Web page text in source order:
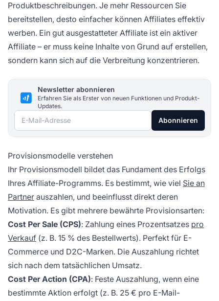
Produktbeschreibungen. Je mehr Ressourcen Sie
bereitstellen, desto einfacher können Affiliates effektiv
werben. Ein gut ausgestatteter Affiliate ist ein aktiver
Affiliate – er muss keine Inhalte von Grund auf erstellen,
sondern kann sich auf die Verbreitung konzentrieren.
Newsletter abonnieren
Erfahren Sie als Erster von neuen Funktionen und Produkt-
Updates.
E-Mail-Adresse Abonnieren
Provisionsmodelle verstehen
Ihr Provisionsmodell bildet das Fundament des Erfolgs
Ihres Affiliate-Programms. Es bestimmt, wie viel Sie an
Partner auszahlen, und beeinflusst direkt deren
Motivation. Es gibt mehrere bewährte Provisionsarten:
Cost Per Sale (CPS): Zahlung eines Prozentsatzes pro
Verkauf (z. B. 15 % des Bestellwerts). Perfekt für E-
Commerce und D2C-Marken. Die Auszahlung richtet
sich nach dem tatsächlichen Umsatz.
Cost Per Action (CPA): Feste Auszahlung, wenn eine
bestimmte Aktion erfolgt (z. B. 25 € pro E-Mail-